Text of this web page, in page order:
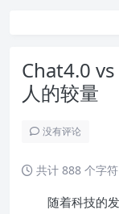
Chat4.0
人的较量
没有评论
共计 888 个字
随着科技的